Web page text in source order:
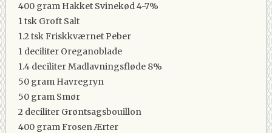
400 gram Hakket Svinekød 4-7%
1 tsk Groft Salt
1.2 tskFriskkværnet Peber
1 deciliter Oreganoblade
1.4 deciliterMadlavningsfløde 8%
50 gram Havregryn
50 gram Smør
2 deciliter Grøntsagsbouillon
400 gramFrosen Ærter